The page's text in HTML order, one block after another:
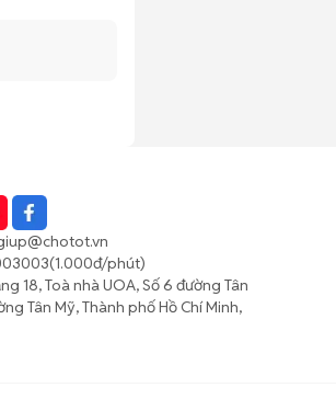
(1.000đ/phút)
18, Toà nhà UOA, Số 6 đường Tân
Tân Mỹ, Thành phố Hồ Chí Minh,